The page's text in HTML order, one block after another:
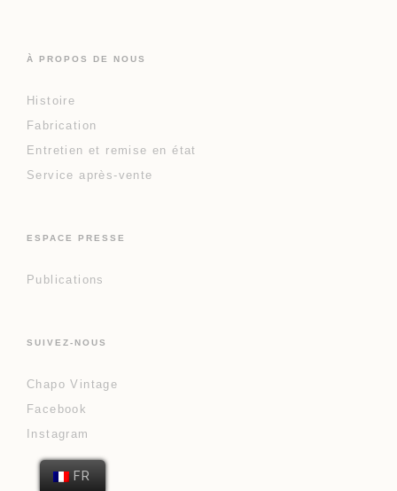
À PROPOS DE NOUS
Histoire
Fabrication
Entretien et remise en état
Service après-vente
ESPACE PRESSE
Publications
SUIVEZ-NOUS
Chapo Vintage
Facebook
Instagram
FR